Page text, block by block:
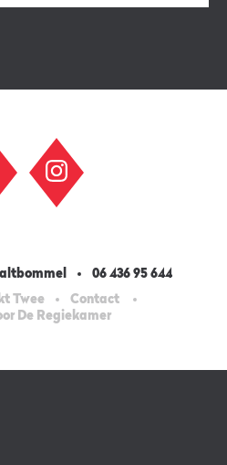
06 436 95 644
Twee
Contact
De Regiekamer